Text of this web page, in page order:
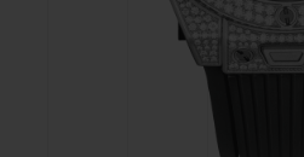
BIG BANG
PEACH